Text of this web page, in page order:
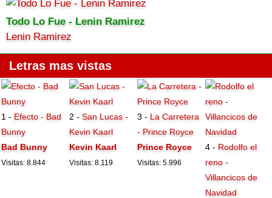
Todo Lo Fue - Lenin Ramirez
Lenin Ramirez
Letras mas vistas
1 - Efecto - Bad
Bunny
Bad Bunny
Visitas: 8.844
2 -San Lucas -
Kevin Kaarl
Kevin Kaarl
Visitas: 8.119
3 - La Carretera
- Prince Royce
Prince Royce
Visitas: 5.996
4 - Rodolfo el
reno -
Villancicos de
Navidad